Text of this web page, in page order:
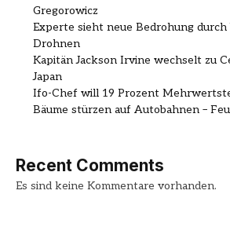
Gregorowicz
Experte sieht neue Bedrohung
Drohnen
Kapitän Jackson Irvine wechselt zu
Japan
Ifo-Chef will 19 Prozent
Bäume stürzen auf Autobahnen –
Recent Comments
Es sind keine Kommentare vorhanden.